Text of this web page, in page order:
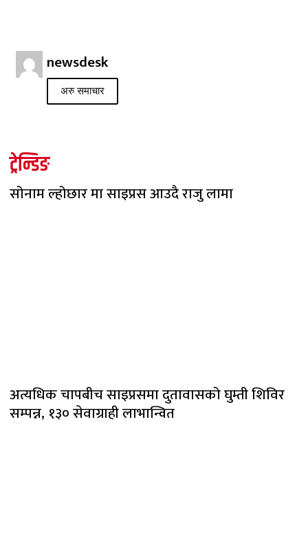
newsdesk
अरु समाचार
ट्रेन्डिङ
सोनाम ल्होछार मा साइप्रस आउदै राजु लामा
अत्यधिक चापबीच साइप्रसमा दुतावासको घुम्ती शिविर
सम्पन्न, १३० सेवाग्राही लाभान्वित